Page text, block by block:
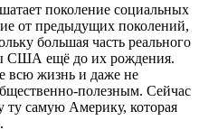
поколение социальных
от предыдущих поколений,
большая часть реального
США ещё до их рождения.
всю жизнь и даже не
полезным. Сейчас
самую Америку, которая